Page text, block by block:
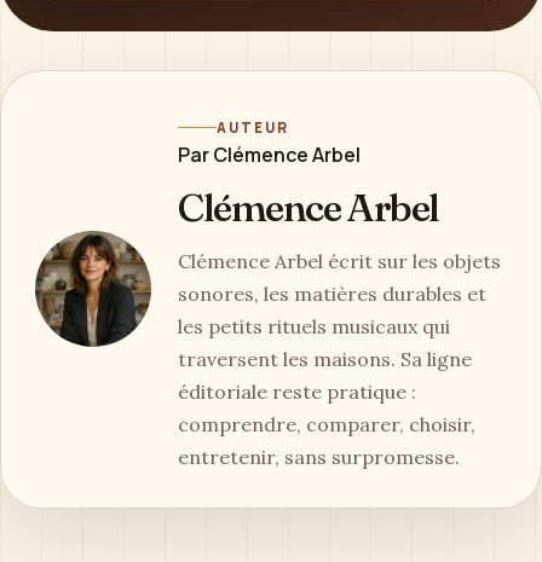
AUTEUR
Par Clémence Arbel
Clémence Arbel
Clémence Arbel écrit sur les objets
sonores, les matières durables et
les petits rituels musicaux qui
traversent les maisons. Sa ligne
éditoriale reste pratique :
comprendre, comparer, choisir,
entretenir, sans surpromesse.